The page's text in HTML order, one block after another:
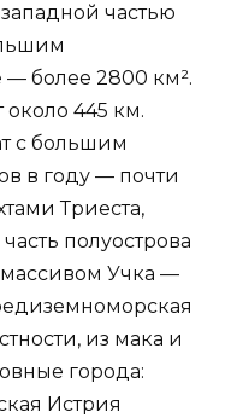
частью
— более 2800 км².
около 445 км.
с большим
в году — почти
Триеста,
полуострова
Учка —
из мака и
города:
Истрия